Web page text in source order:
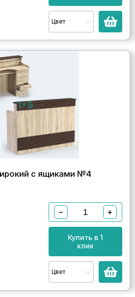
Цвет
с ящиками №4
− +
Купить в 1
клик
Цвет